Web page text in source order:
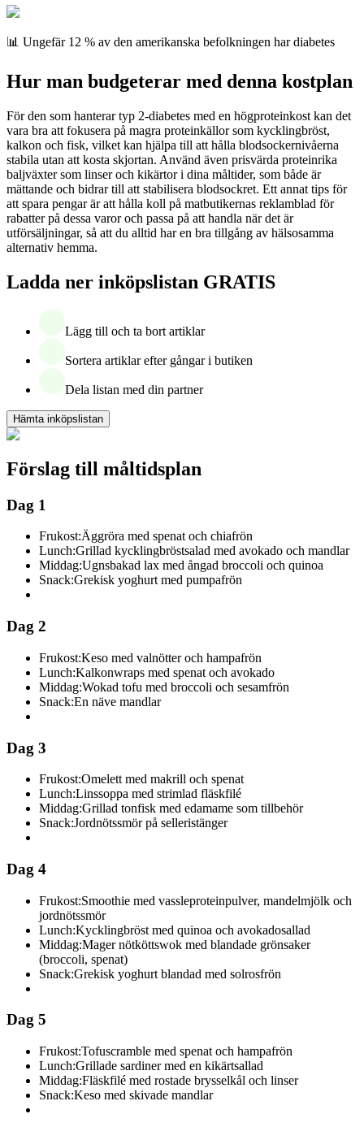
📊 Ungefär 12 % av den amerikanska befolkningen har diabetes
Hur man budgeterar med denna kostplan
För den som hanterar typ 2-diabetes med en högproteinkost kan det
vara bra att fokusera på magra proteinkällor som kycklingbröst,
kalkon och fisk, vilket kan hjälpa till att hålla blodsockernivåerna
stabila utan att kosta skjortan. Använd även prisvärda proteinrika
baljväxter som linser och kikärtor i dina måltider, som både är
mättande och bidrar till att stabilisera blodsockret. Ett annat tips för
att spara pengar är att hålla koll på matbutikernas reklamblad för
rabatter på dessa varor och passa på att handla när det är
utförsäljningar, så att du alltid har en bra tillgång av hälsosamma
alternativ hemma.
Ladda ner inköpslistan GRATIS
Lägg till och ta bort artiklar
Sortera artiklar efter gångar i butiken
Dela listan med din partner
Hämta inköpslistan
Förslag till måltidsplan
Dag 1
Frukost:Äggröra med spenat och chiafrön
Lunch:Grillad kycklingbröstsalad med avokado och mandlar
Middag:Ugnsbakad lax med ångad broccoli och quinoa
Snack:Grekisk yoghurt med pumpafrön
Dag 2
Frukost:Keso med valnötter och hampafrön
Lunch:Kalkonwraps med spenat och avokado
Middag:Wokad tofu med broccoli och sesamfrön
Snack:En näve mandlar
Dag 3
Frukost:Omelett med makrill och spenat
Lunch:Linssoppa med strimlad fläskfilé
Middag:Grillad tonfisk med edamame som tillbehör
Snack:Jordnötssmör på selleristänger
Dag 4
Frukost:Smoothie med vassleproteinpulver, mandelmjölk och
jordnötssmör
Lunch:Kycklingbröst med quinoa och avokadosallad
Middag:Mager nötköttswok med blandade grönsaker
(broccoli, spenat)
Snack:Grekisk yoghurt blandad med solrosfrön
Dag 5
Frukost:Tofuscramble med spenat och hampafrön
Lunch:Grillade sardiner med en kikärtsallad
Middag:Fläskfilé med rostade brysselkål och linser
Snack:Keso med skivade mandlar